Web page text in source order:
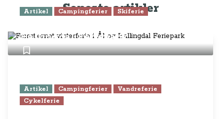
Seneste artikler
Artikel Campingferier Skiferie
Hallingdal Feriepark
Artikel Campingferier
Vandreferie
Cykelferie